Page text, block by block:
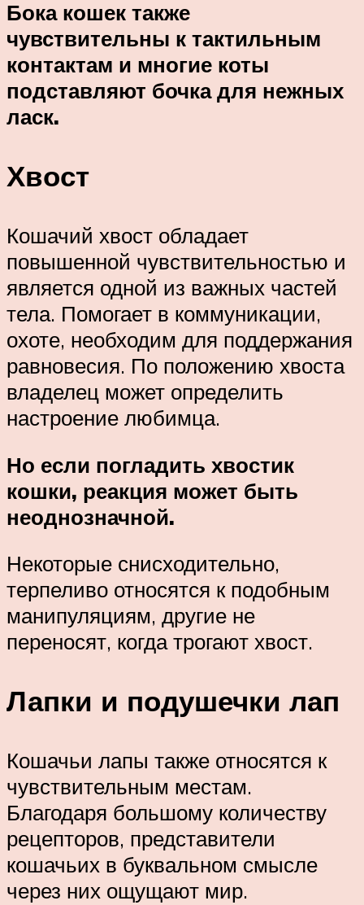
Бока кошек также
чувствительны к тактильным
контактам и многие коты
подставляют бочка для нежных
ласк.
Хвост
Кошачий хвост обладает
повышенной чувствительностью и
является одной из важных частей
тела. Помогает в коммуникации,
охоте, необходим для поддержания
равновесия. По положению хвоста
владелец может определить
настроение любимца.
Но если погладить хвостик
кошки, реакция может быть
неоднозначной.
Некоторые снисходительно,
терпеливо относятся к подобным
манипуляциям, другие не
переносят, когда трогают хвост.
Лапки и подушечки лап
Кошачьи лапы также относятся к
чувствительным местам.
Благодаря большому количеству
рецепторов, представители
кошачьих в буквальном смысле
через них ощущают мир.